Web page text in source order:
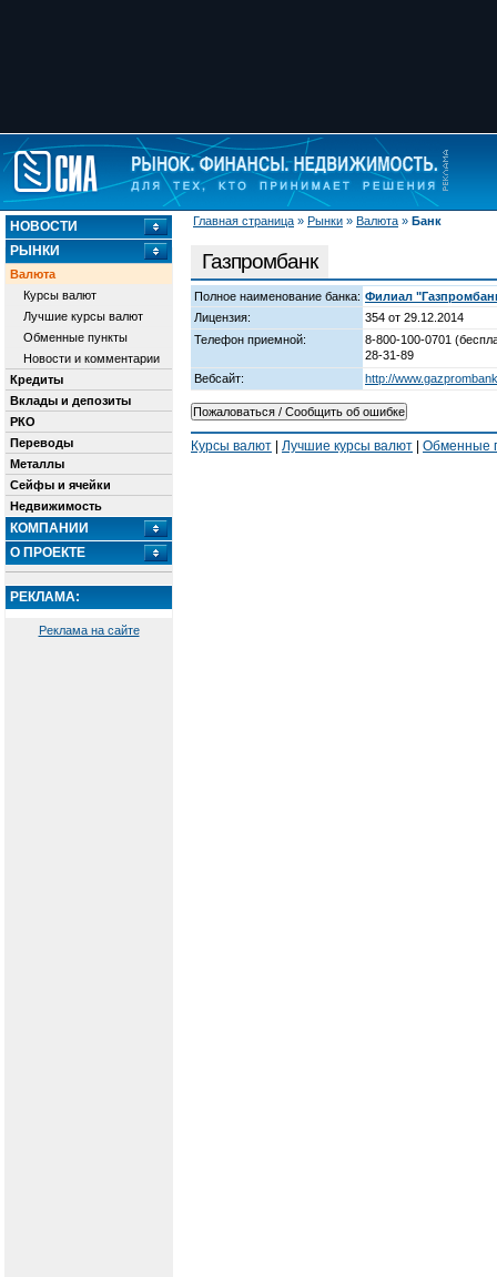
Главная страница » Рынки » Валюта » Банк
НОВОСТИ
РЫНКИ
Валюта
Курсы валют
Лучшие курсы валют
Обменные пункты
Новости и комментарии
Кредиты
Вклады и депозиты
РКО
Переводы
Металлы
Сейфы и ячейки
Недвижимость
КОМПАНИИ
О ПРОЕКТЕ
РЕКЛАМА:
Реклама на сайте
Газпромбанк
Полное наименование банка: Филиал
Лицензия:
354 от 29.12.2014
Телефон приемной:
8-800-100-0701
28-31-89
Вебсайт:
http://
Курсы валют Лучшие курсы валют Обменные